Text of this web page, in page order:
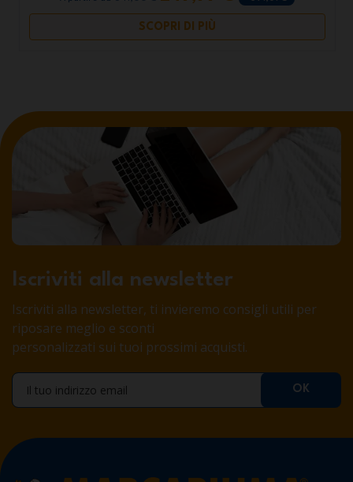
SCOPRI DI PIÙ
Iscriviti alla newsletter
Iscriviti alla newsletter, ti invieremo consigli utili per
riposare meglio e sconti
personalizzati sui tuoi prossimi acquisti.